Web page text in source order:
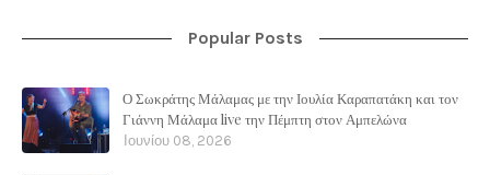
Popular Posts
Ο Σωκράτης Μάλαμας με την Ιουλία Καραπατάκη και τον
Γιάννη Μάλαμα live την Πέμπτη στον Αμπελώνα
Ιουνίου 08, 2026